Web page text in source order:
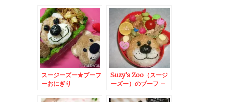
スージーズー★ブーフ
ーおにぎり
Suzy’s Zoo（スージ
ーズー）のブーフ –